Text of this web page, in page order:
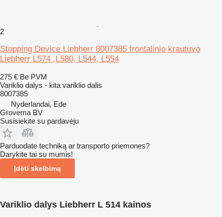
2
Stopping Device Liebherr 8007385 frontalinio krautuvo
Liebherr L574 ,L580, L544, L554
275 € Be PVM
Variklio dalys - kita variklio dalis
8007385
Nyderlandai, Ede
Grovema BV
Susisiekite su pardavėju
Parduodate techniką ar transporto priemones?
Darykite tai su mumis!
Įdėti skelbimą
Variklio dalys Liebherr L 514 kainos